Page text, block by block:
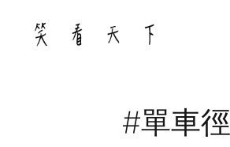
content
#單車徑